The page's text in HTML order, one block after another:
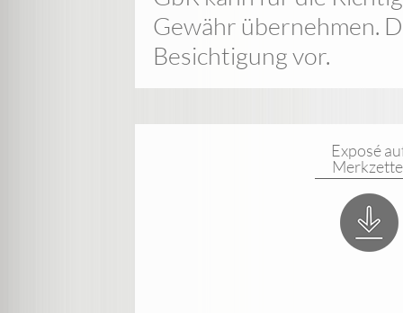
Gewähr übernehmen.
Besichtigung vor.
Exposé